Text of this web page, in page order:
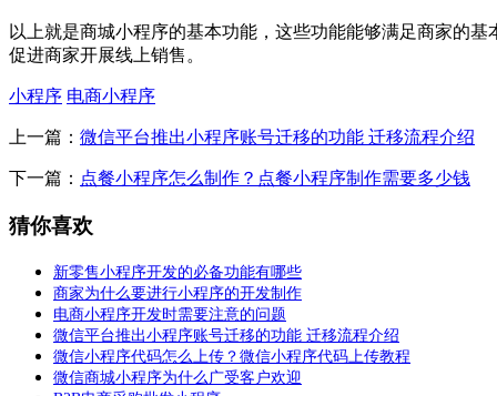
以上就是商城小程序的基本功能，这些功能能够满足商家的基
促进商家开展线上销售。
小程序 电商小程序
上一篇： 微信平台推出小程序账号迁移的功能 迁移流程介绍
下一篇： 点餐小程序怎么制作？点餐小程序制作需要多少钱
猜你喜欢
新零售小程序开发的必备功能有哪些
商家为什么要进行小程序的开发制作
电商小程序开发时需要注意的问题
微信平台推出小程序账号迁移的功能 迁移流程介绍
微信小程序代码怎么上传？微信小程序代码上传教程
微信商城小程序为什么广受客户欢迎